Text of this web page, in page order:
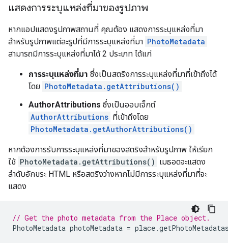
แสดงการระบุแหล่งที่มาของรูปภาพ
หากแอปแสดงรูปภาพสถานที่ คุณต้อง แสดงการระบุแหล่งที่มา
สำหรับรูปภาพแต่ละรูปที่มีการระบุแหล่งที่มา PhotoMetadata
สามารถมีการระบุแหล่งที่มาได้ 2 ประเภท ได้แก่
การระบุแหล่งที่มา ซึ่งเป็นสตริงการระบุแหล่งที่มาที่เข้าถึงได้
โดย PhotoMetadata.getAttributions()
AuthorAttributions ซึ่งเป็นออบเจ็กต์
AuthorAttributions ที่เข้าถึงโดย
PhotoMetadata.getAuthorAttributions()
หากต้องการรับการระบุแหล่งที่มาของสตริงสำหรับรูปภาพ ให้เรียก
ใช้ PhotoMetadata.getAttributions() เมธอดจะแสดง
ลำดับอักขระ HTML หรือสตริงว่างหากไม่มีการระบุแหล่งที่มาที่จะ
แสดง
// Get the photo metadata from the Place object.
PhotoMetadata photoMetadata = place.